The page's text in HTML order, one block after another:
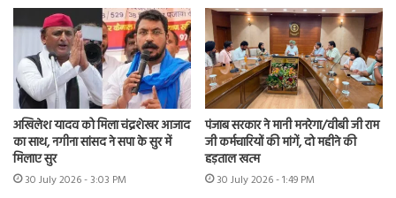
अखिलेश यादव को मिला चंद्रशेखर आजाद
का साथ, नगीना सांसद ने सपा के सुर में
मिलाए सुर
30 July 2026 - 3:03 PM
पंजाब सरकार ने मानी मनरेगा/वीबी जी राम
जी कर्मचारियों की मांगें, दो महीने की
हड़ताल खत्म
30 July 2026 - 1:49 PM